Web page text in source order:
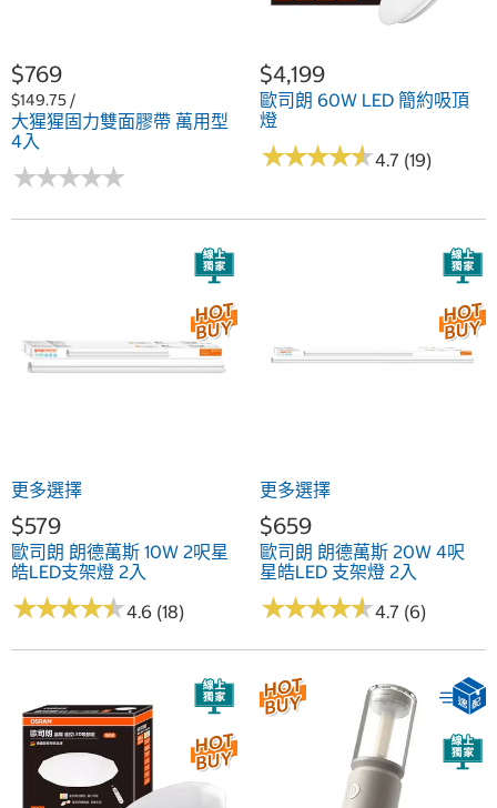
$769
$149.75 /
大猩猩固力雙面膠帶 萬用型
4入
★★★★★
★★★★★
$4,199
歐司朗 60W LED 簡約吸頂
燈
★★★★★
★★★★★4.7 (19)
更多選擇
$579
歐司朗 朗德萬斯 10W 2呎星
皓LED支架燈 2入
★★★★★
★★★★★4.6 (18)
更多選擇
$659
歐司朗 朗德萬斯 20W 4呎
星皓LED 支架燈 2入
★★★★★
★★★★★4.7 (6)